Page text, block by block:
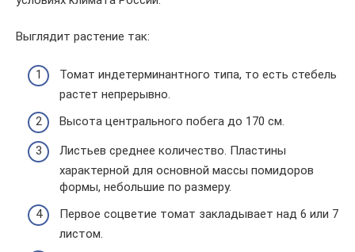
Выглядит растение так:
Томат индетерминантного типа, то есть стебель
растет непрерывно.
Высота центрального побега до 170 см.
Листьев среднее количество. Пластины
характерной для основной массы помидоров
формы, небольшие по размеру.
Первое соцветие томат закладывает над 6 или 7
листом.